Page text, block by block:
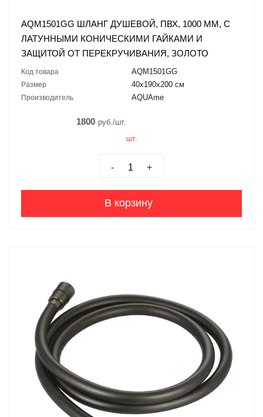
AQM1501GG ШЛАНГ ДУШЕВОЙ, ПВХ, 1000 ММ, С
ЛАТУННЫМИ КОНИЧЕСКИМИ ГАЙКАМИ И
ЗАЩИТОЙ ОТ ПЕРЕКРУЧИВАНИЯ, ЗОЛОТО
Код товара AQM1501GG
Размер 40х190х200 см
Производитель AQUAme
1800 руб./шт.
шт.
- +
В корзину